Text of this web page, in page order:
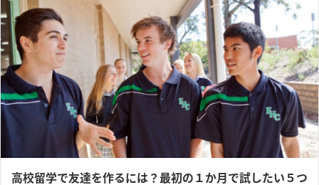
高校留学で友達を作るには？最初の１か月で試したい５つ